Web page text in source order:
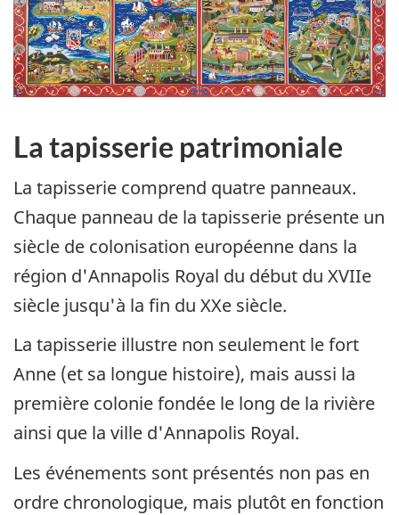
La tapisserie patrimoniale
La tapisserie comprend quatre panneaux.
Chaque panneau de la tapisserie présente un
siècle de colonisation européenne dans la
région d'Annapolis Royal du début du XVIIe
siècle jusqu'à la fin du XXe siècle.
La tapisserie illustre non seulement le fort
Anne (et sa longue histoire), mais aussi la
première colonie fondée le long de la rivière
ainsi que la ville d'Annapolis Royal.
Les événements sont présentés non pas en
ordre chronologique, mais plutôt en fonction